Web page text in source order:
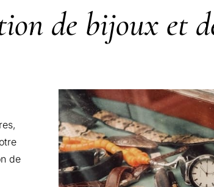
de bijoux et
de